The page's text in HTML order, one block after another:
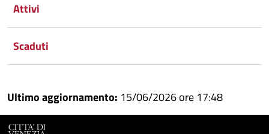
Facebook
su
Twitter
Condividi
su
Google
Plus
Condividi
su
Whatsapp
Attivi
Scaduti
Ultimo aggiornamento: 15/06/2026 ore 17:48